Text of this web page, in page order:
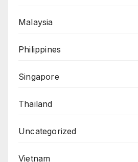
Malaysia
Philippines
Singapore
Thailand
Uncategorized
Vietnam